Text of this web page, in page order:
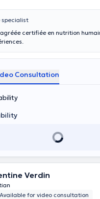
specialist
certifiée en nutrition
Consultation
Verdin
Available for video consultation